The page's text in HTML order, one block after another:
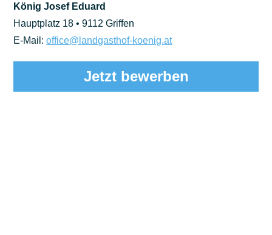
König Josef Eduard
Hauptplatz 18 • 9112 Griffen
E-Mail:office@landgasthof-koenig.at
Jetzt bewerben